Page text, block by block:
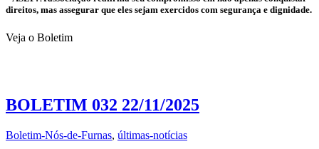
direitos, mas assegurar que eles sejam exercidos com segurança e dignidade.
Veja o Boletim
BOLETIM 032 22/11/2025
Boletim-Nós-de-Furnas, últimas-notícias